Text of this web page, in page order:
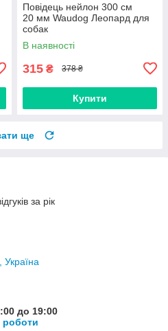
Повідець нейлон 300 cм
20 мм Waudog Леопард для
собак
В наявності
315 ₴ 378 ₴
Купити
ще
за рік
Україна
до 19:00
роботи